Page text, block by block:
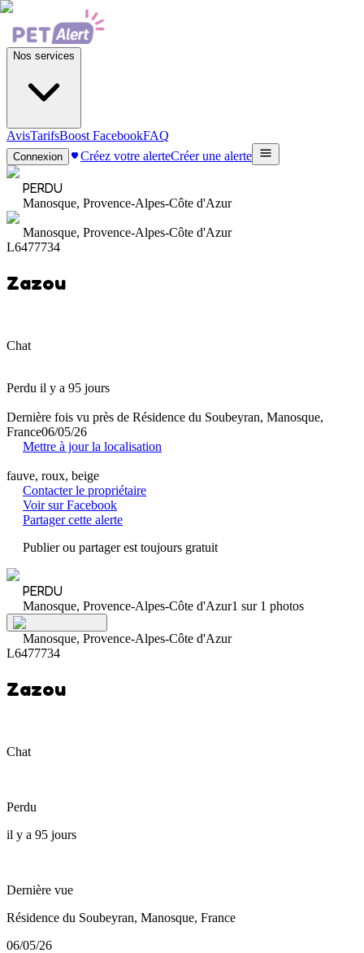
Nos services
AvisTarifsBoost FacebookFAQ
Connexion Créez votre alerteCréer une alerte
PERDU
Manosque, Provence-Alpes-Côte d'Azur
Manosque, Provence-Alpes-Côte d'Azur
L6477734
Zazou
Chat
Perdu il y a 95 jours
Dernière fois vu près de Résidence du Soubeyran, Manosque,
France06/05/26
Mettre à jour la localisation
fauve, roux, beige
Contacter le propriétaire
Voir sur Facebook
Partager cette alerte
Publier ou partager est toujours gratuit
PERDU
Manosque, Provence-Alpes-Côte d'Azur1 sur 1 photos
Manosque, Provence-Alpes-Côte d'Azur
L6477734
Zazou
Chat
Perdu
il y a 95 jours
Dernière vue
Résidence du Soubeyran, Manosque, France
06/05/26